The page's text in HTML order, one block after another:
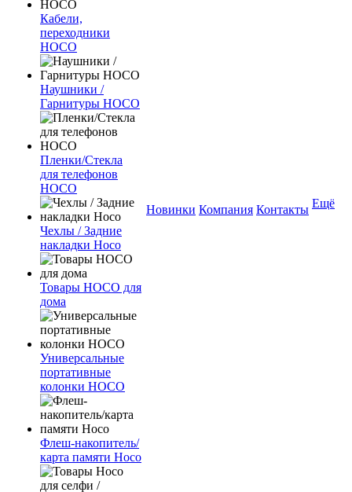
Кабели,
переходники
HOCO
Наушники /
Гарнитуры HOCO
Пленки/Стекла
для телефонов
HOCO
Чехлы / Задние
накладки Hoco
Товары HOCO для
дома
Универсальные
портативные
колонки HOCO
Флеш-накопитель/
карта памяти Hoco
Новинки Компания Контакты Ещё